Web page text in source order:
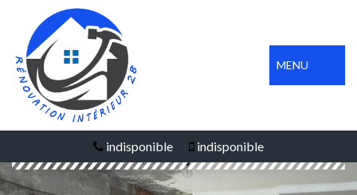
MENU
indisponible indisponible